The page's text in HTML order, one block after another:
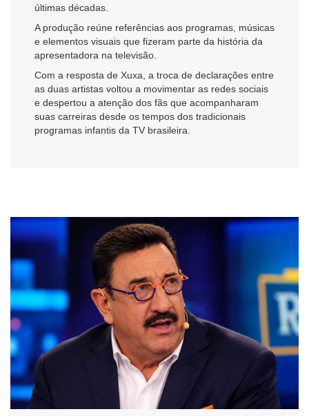
últimas décadas.
A produção reúne referências aos programas, músicas
e elementos visuais que fizeram parte da história da
apresentadora na televisão.
Com a resposta de Xuxa, a troca de declarações entre
as duas artistas voltou a movimentar as redes sociais
e despertou a atenção dos fãs que acompanharam
suas carreiras desde os tempos dos tradicionais
programas infantis da TV brasileira.